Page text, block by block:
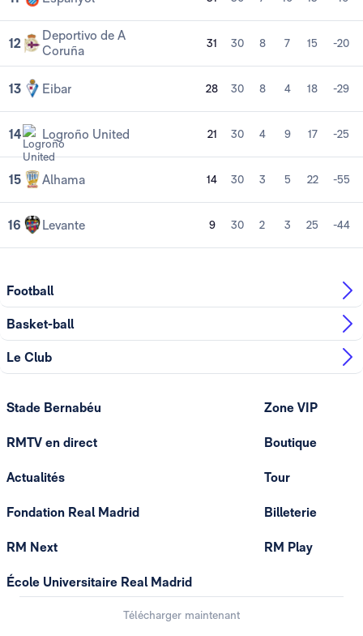
12
Deportivo de A
Coruña
31 30 8 7 15 -20
13 Eibar 28 30 8 4 18 -29
14 Logroño United 21 30 4 9 17 -25
15 Alhama 14 30 3 5 22 -55
16 Levante 9 30 2 3 25 -44
Football
Basket-ball
Le Club
Stade Bernabéu
RMTV en direct
Actualités
Fondation Real Madrid
RM Next
École Universitaire Real Madrid
Zone VIP
Boutique
Tour
Billeterie
RM Play
Télécharger maintenant